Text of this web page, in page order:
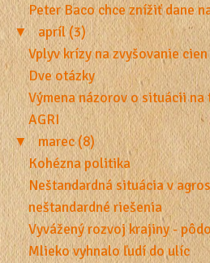
Peter Baco chce znížiť dane
▼
apríl (3)
Vplyv krízy na zvyšovanie
Dve otázky
Výmena názorov o situácii
AGRI
▼
marec (8)
Kohézna politika
Neštandardná situácia v
neštandardné riešenia
Vyvážený rozvoj krajiny -
Mlieko vyhnalo ľudí do ulíc